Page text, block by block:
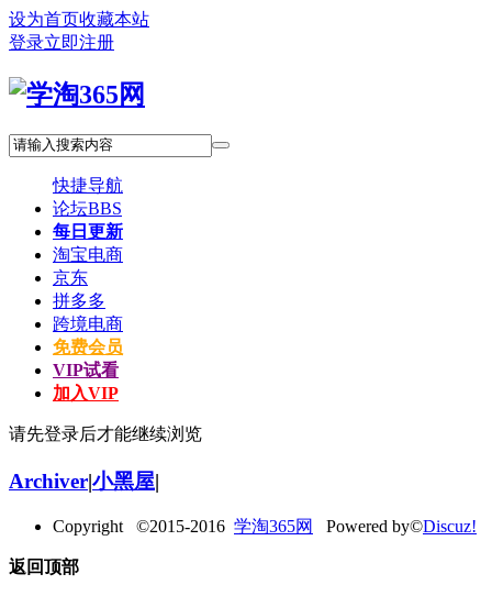
设为首页收藏本站
登录立即注册
快捷导航
论坛BBS
每日更新
淘宝电商
京东
拼多多
跨境电商
免费会员
VIP试看
加入VIP
请先登录后才能继续浏览
Archiver|小黑屋|
Copyright ©2015-2016 学淘365网 Powered by©Discuz!
返回顶部